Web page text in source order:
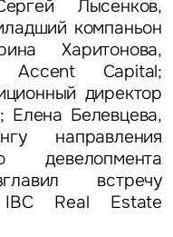
Лысенков,
компаньон
Харитонова,
Accent Capital;
директор
Елена Белевцева,
направления
девелопмента
встречу
IBC Real Estate